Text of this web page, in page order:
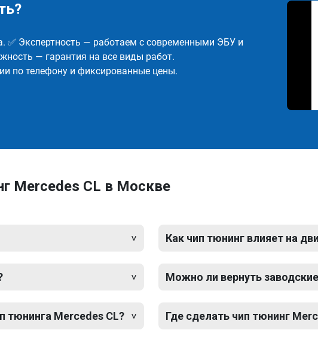
✅ Экспертность — работаем с современными ЭБУ и
— гарантия на все виды работ.
по телефону и фиксированные цены.
Mercedes CL в Москве
тюнинга Mercedes CL?
Как чип тюнинг влияет на
Можно ли вернуть
Где сделать чип тюнинг